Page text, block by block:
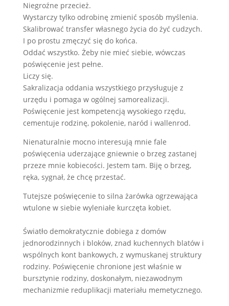
Niegroźne przecież.
Wystarczy tylko odrobinę zmienić sposób myślenia.
Skalibrować transfer własnego życia do żyć cudzych.
I po prostu zmęczyć się do końca.
Oddać wszystko. Żeby nie mieć siebie, wówczas
poświęcenie jest pełne.
Liczy się.
Sakralizacja oddania wszystkiego przysługuje z
urzędu i pomaga w ogólnej samorealizacji.
Poświęcenie jest kompetencją wysokiego rzędu,
cementuje rodzinę, pokolenie, naród i wallenrod.
Nienaturalnie mocno interesują mnie fale
poświęcenia uderzające gniewnie o brzeg zastanej
przeze mnie kobiecości. Jestem tam. Biję o brzeg,
ręka, sygnał, że chcę przestać.
Tutejsze poświęcenie to silna żarówka ogrzewająca
wtulone w siebie wyleniałe kurczęta kobiet.
Światło demokratycznie dobiega z domów
jednorodzinnych i bloków, znad kuchennych blatów i
wspólnych kont bankowych, z wymuskanej struktury
rodziny. Poświęcenie chronione jest właśnie w
bursztynie rodziny, doskonałym, niezawodnym
mechanizmie reduplikacji materiału memetycznego.